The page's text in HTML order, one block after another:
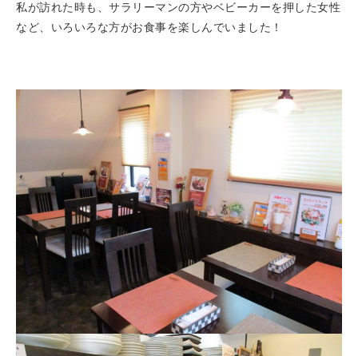
私が訪れた時も、サラリーマンの方やベビーカーを押した女性
など、いろいろな方がお食事を楽しんでいました！